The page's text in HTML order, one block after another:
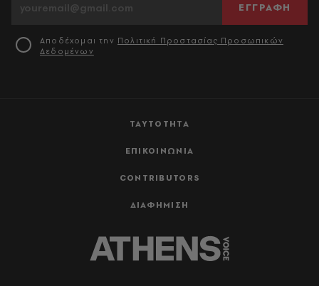
ΤΑΥΤΟΤΗΤΑ
ΕΠΙΚΟΙΝΩΝΙΑ
CONTRIBUTORS
ΔΙΑΦΗΜΙΣΗ
ΕΓΓΡΑΦΗ
Αποδέχομαι την Πολιτική Προστασίας Προσωπικών
Δεδομένων